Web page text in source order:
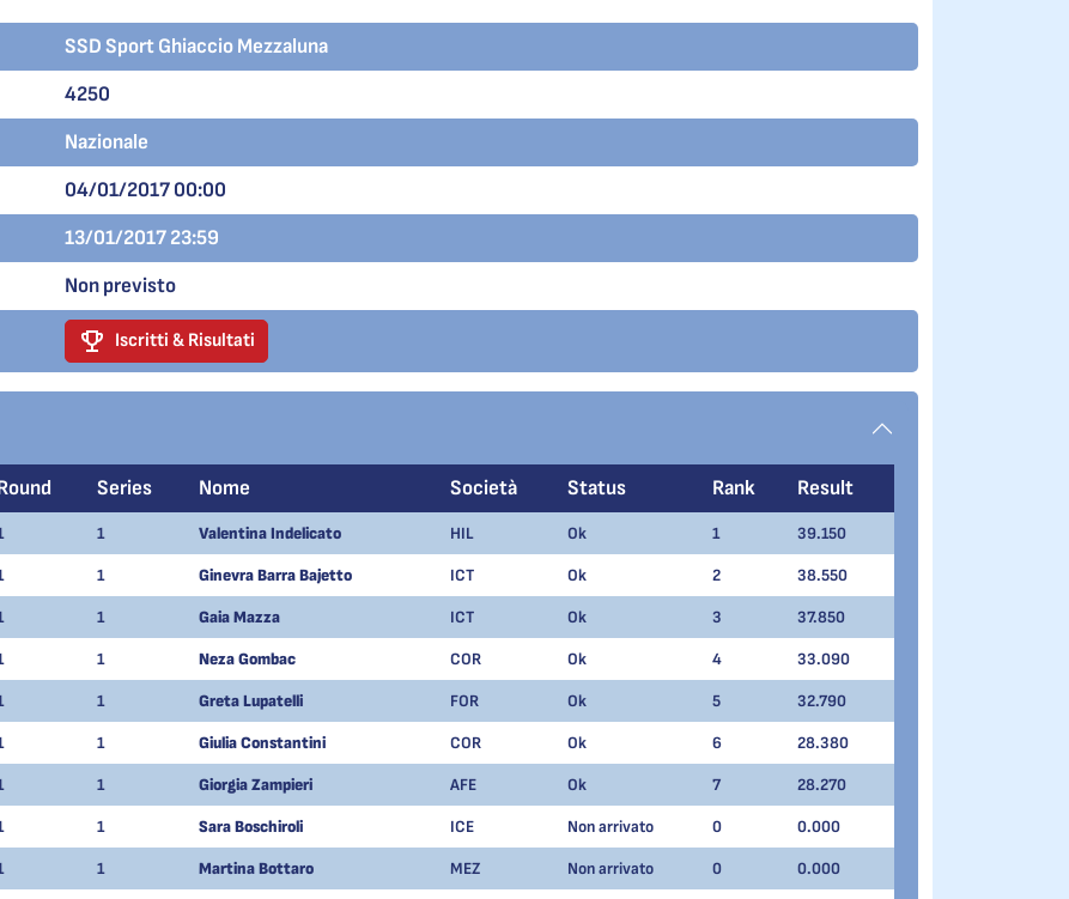
SSD Sport Ghiaccio Mezzaluna
4250
Nazionale
04/01/2017 00:00
13/01/2017 23:59
Non previsto
Iscritti & Risultati
Series Nome Società Status Rank Result
1 Valentina Indelicato HIL Ok 1 39.150
1 Ginevra Barra Bajetto ICT Ok 2 38.550
1 Gaia Mazza ICT Ok 3 37.850
1 Neza Gombac COR Ok 4 33.090
1 Greta Lupatelli FOR Ok 5 32.790
1 Giulia Constantini COR Ok 6 28.380
1 Giorgia Zampieri AFE Ok 7 28.270
1 Sara Boschiroli ICE Non arrivato 0 0.000
1 Martina Bottaro MEZ Non arrivato 0 0.000